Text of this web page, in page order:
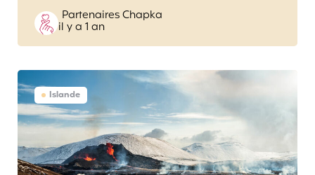
Posted
by
Partenaires Chapka
il y a 1 an
Islande